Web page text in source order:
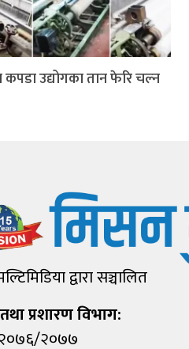
कपडा उद्योगका तान फेरि चल्न
द्वारा सञ्चालित
प्रशारण विभाग:
२०७७